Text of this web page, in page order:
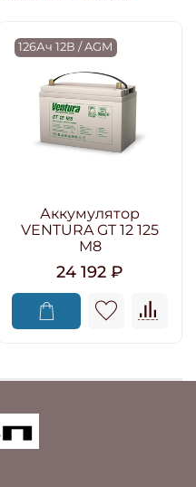
126Ач 12В / AGM
Аккумулятор
VENTURA GT 12 125
M8
24 192 ₽